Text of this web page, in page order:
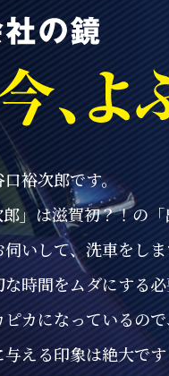
裕次郎です。
」は滋賀初？！の「
いして、洗車をしま
時間をムダにする必
カになっているので
える印象は絶大です